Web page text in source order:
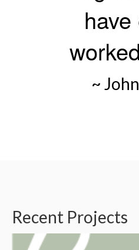
~
Recent Projects